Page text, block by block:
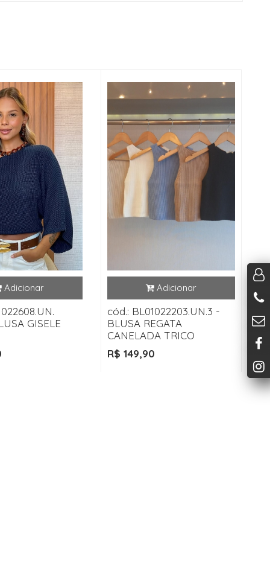
GISELE
cód.: BL01022203.UN.3 -
BLUSA REGATA
CANELADA TRICO
R$ 149,90